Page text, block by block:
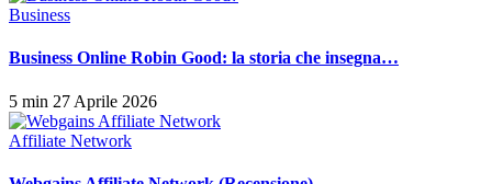
Business
Business Online Robin Good: la storia che insegna…
5 min 27 Aprile 2026
Affiliate Network